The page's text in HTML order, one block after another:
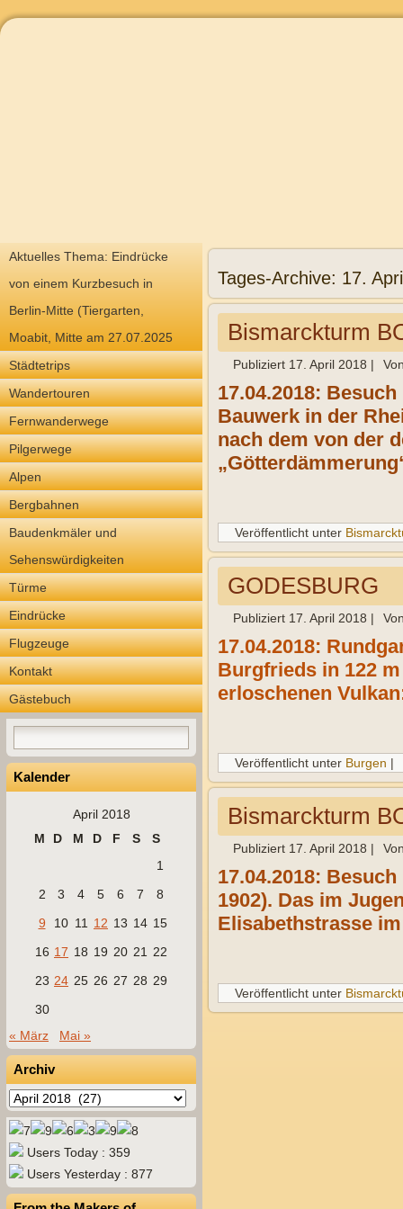
Aktuelles Thema: Eindrücke
von einem Kurzbesuch in
Berlin-Mitte (Tiergarten,
Moabit, Mitte am 27.07.2025
Städtetrips
Wandertouren
Fernwanderwege
Pilgerwege
Alpen
Bergbahnen
Baudenkmäler und
Sehenswürdigkeiten
Türme
Eindrücke
Flugzeuge
Kontakt
Gästebuch
Kalender
April 2018
M
D M D F S
S
1
2
3 4 5 6 7
8
9
10 11 12 13 14 15
16 17 18 19 20 21
22
23 24 25 26 27 28 29
30
« März
Mai »
Archiv
Archiv
Users Today : 359
Users Yesterday : 877
Tages-Archive: 17.
Bismarckturm
Publiziert 17. April 2018 |
17.04.2018:
Bauwerk in der
nach dem von der
Veröffentlicht unter
GODESBURG
Publiziert 17. April 2018 |
17.04.2018:
Burgfrieds in 122
erloschenen
Veröffentlicht unter Burgen |
Bismarckturm
Publiziert 17. April 2018 |
17.04.2018:
1902). Das im
Elisabethstrasse
Veröffentlicht unter